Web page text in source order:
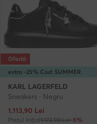
extra -25% Cod: SUMMER
Ofertă
KARL LAGERFELD
Sneakers · Negru
Prețul actual
1.113,90 Lei
Prețul inițial1.172,90 Lei-5%